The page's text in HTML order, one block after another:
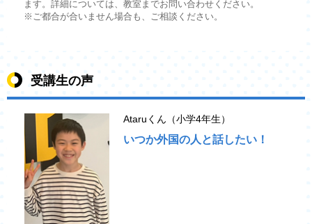
ます。詳細については、教室までお問い合わせください。
※ご都合が合いません場合も、ご相談ください。
受講生の声
Ataruくん（小学4年生）
いつか外国の人と話したい！